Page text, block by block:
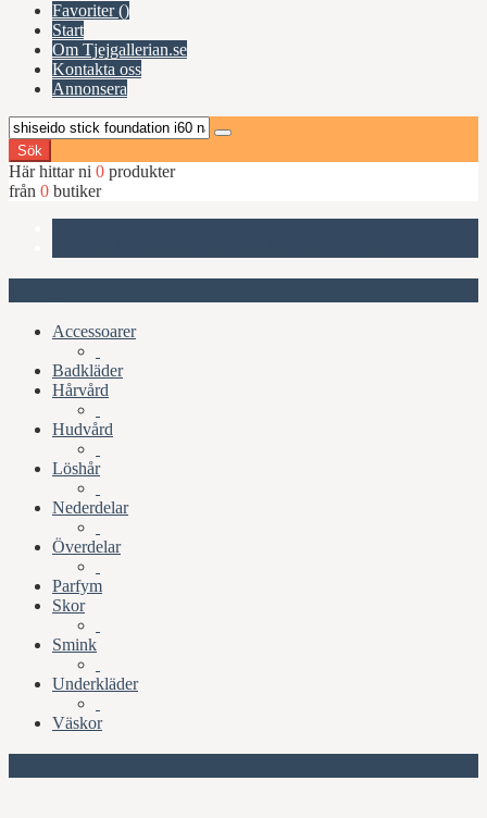
Favoriter ()
Start
Om Tjejgallerian.se
Kontakta oss
Annonsera
Sök
Här hittar ni 0 produkter
från 0 butiker
Accessoarer
Badkläder
Hårvård
Hudvård
Löshår
Nederdelar
Överdelar
Parfym
Skor
Smink
Underkläder
Väskor